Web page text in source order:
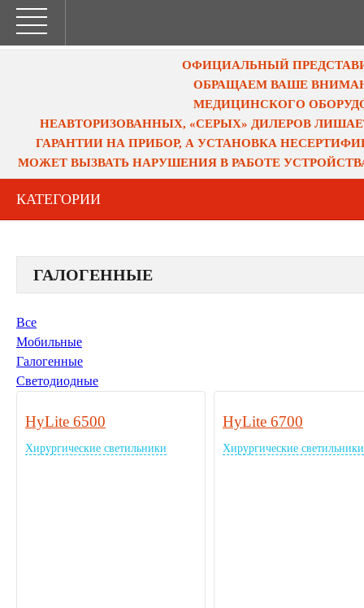
ОФИЦИАЛЬНЫЙ
ОБРАЩАЕМ ВАШЕ
МЕДИЦИНСКОГО
НЕАВТОРИЗОВАННЫХ, «СЕРЫХ» ДИЛЕРОВ
ГАРАНТИИ НА ПРИБОР, А УСТАНОВКА
МОЖЕТ ВЫЗВАТЬ НАРУШЕНИЯ В РАБОТЕ
КАТЕГОРИИ
ГАЛОГЕННЫЕ
Все
Мобильные
Галогенные
Светодиодные
HyLite 6500
Хирургические светильники
HyLite 6700
Хирургические светильники